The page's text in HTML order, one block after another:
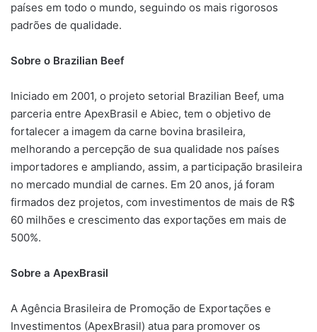
países em todo o mundo, seguindo os mais rigorosos
padrões de qualidade.
Sobre o Brazilian Beef
Iniciado em 2001, o projeto setorial Brazilian Beef, uma
parceria entre ApexBrasil e Abiec, tem o objetivo de
fortalecer a imagem da carne bovina brasileira,
melhorando a percepção de sua qualidade nos países
importadores e ampliando, assim, a participação brasileira
no mercado mundial de carnes. Em 20 anos, já foram
firmados dez projetos, com investimentos de mais de R$
60 milhões e crescimento das exportações em mais de
500%.
Sobre a ApexBrasil
A Agência Brasileira de Promoção de Exportações e
Investimentos (ApexBrasil) atua para promover os